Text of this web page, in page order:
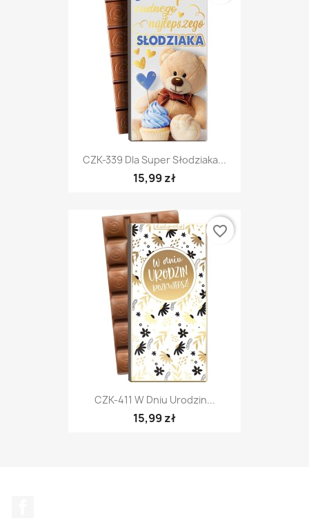
CZK-339 Dla Super Słodziaka...
15,99 zł
CZK-411 W Dniu Urodzin...
15,99 zł
favorite_border